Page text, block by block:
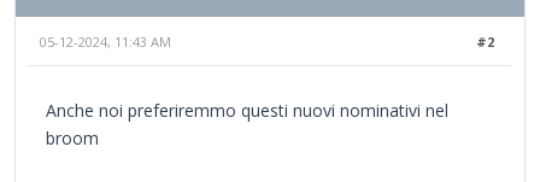
#2
05-12-2024, 11:43 AM
Anche noi preferiremmo questi nuovi nominativi nel
broom